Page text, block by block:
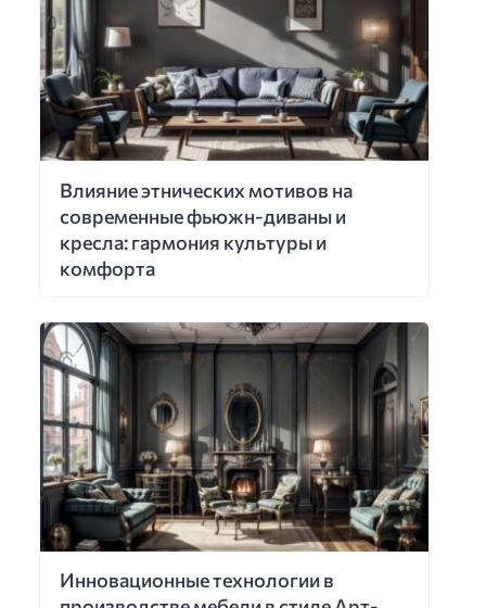
Влияние этнических мотивов на
современные фьюжн-диваны и
кресла: гармония культуры и
комфорта
Инновационные технологии в